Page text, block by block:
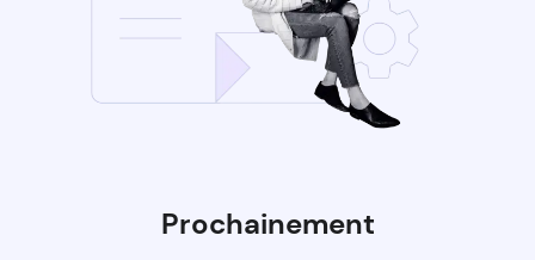
Prochainement